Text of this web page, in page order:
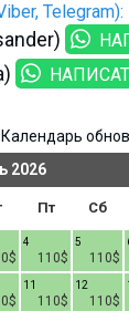
Telegram):
Календарь
2026
Пт Сб
110$
4
110$
5
110$
11
110$
12